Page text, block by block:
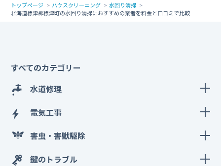
トップページ ハウスクリーニング
水回り清掃
北海道標津郡標津町の水回り清掃におすすめの業者を料金と口コミで比較
すべてのカテゴリー
水道修理
電気工事
害虫・害獣駆除
鍵のトラブル